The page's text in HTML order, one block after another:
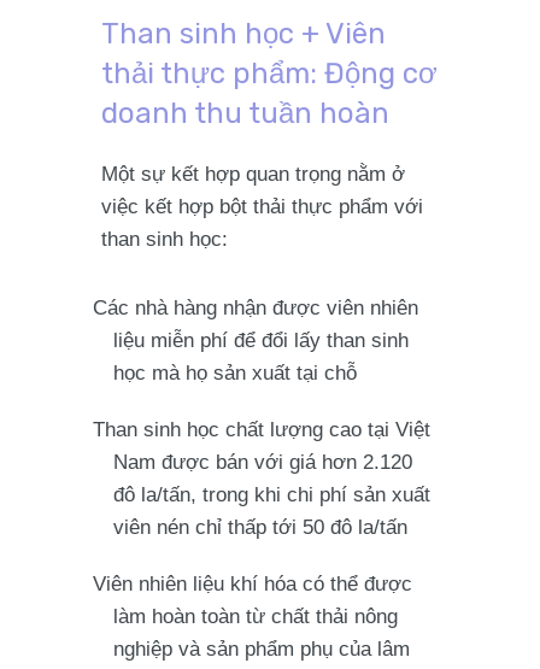
Than sinh học + Viên
thải thực phẩm: Động cơ
doanh thu tuần hoàn
Một sự kết hợp quan trọng nằm ở
việc kết hợp bột thải thực phẩm với
than sinh học:
Các nhà hàng nhận được viên nhiên
liệu miễn phí để đổi lấy than sinh
học mà họ sản xuất tại chỗ
Than sinh học chất lượng cao tại Việt
Nam được bán với giá hơn 2.120
đô la/tấn, trong khi chi phí sản xuất
viên nén chỉ thấp tới 50 đô la/tấn
Viên nhiên liệu khí hóa có thể được
làm hoàn toàn từ chất thải nông
nghiệp và sản phẩm phụ của lâm